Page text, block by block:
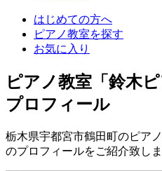
はじめての方へ
ピアノ教室を探す
お気に入り
ピアノ教室「鈴木
プロフィール
栃木県宇都宮市鶴田町のピア
のプロフィールをご紹介致しま